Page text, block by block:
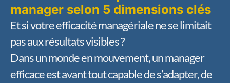
manager selon 5 dimensions clés
Et si votre efficacité managériale ne se limitait
pas aux résultats visibles ?
Dans un monde en mouvement, un manager
efficace est avant tout capable de s’adapter, de